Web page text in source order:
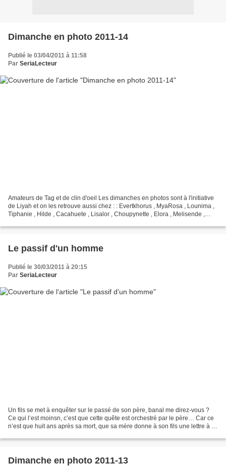
Dimanche en photo 2011-14
Publié le 03/04/2011 à 11:58
Par SeriaLecteur
Amateurs de Tag et de clin d'oeil Les dimanches en photos sont à l'initiative
de Liyah et on les retrouve aussi chez : : Evertkhorus , MyaRosa , Lounima ,
Tiphanie , Hilde , Cacahuete , Lisalor , Choupynette , Elora , Melisende ,
Le passif d'un homme
Publié le 30/03/2011 à 20:15
Par SeriaLecteur
Un fils se met à enquêter sur le passé de son père, banal me direz-vous ?
Ce qui l’est moinsn, c’est que cette quête est orchestré par le père… Car ce
n’est que huit ans après sa mort, que sa mère donne à son fils une lettre à la
Dimanche en photo 2011-13